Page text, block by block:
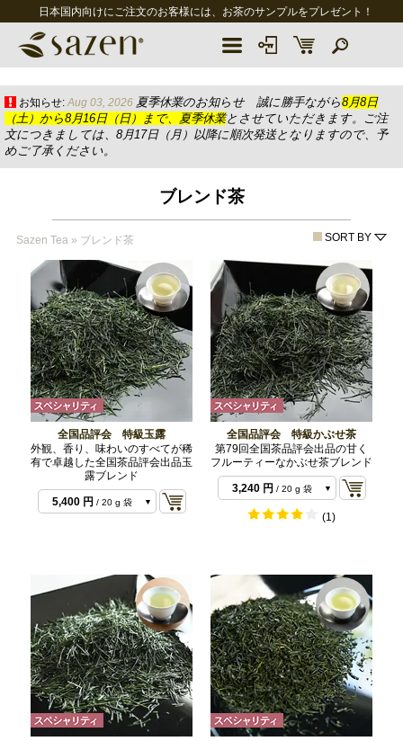
日本国内向けにご注文のお客様には、お茶のサンプルをプレゼント！
お知らせ: Aug 03, 2026 夏季休業のお知らせ 誠に勝手ながら8月8日
（土）から8月16日（日）まで、夏季休業とさせていただきます。ご注
文につきましては、8月17日（月）以降に順次発送となりますので、予
めご了承ください。
ブレンド茶
Sazen Tea » ブレンド茶 SORT BY
全国品評会 特級玉露
外観、香り、味わいのすべてが稀
有で卓越した全国茶品評会出品玉
露ブレンド
5,400 円 / 20 g 袋
全国品評会 特級かぶせ茶
第79回全国茶品評会出品の甘く
フルーティーなかぶせ茶ブレンド
3,240 円 / 20 g 袋
6,804 円/ 50 g セッ
(1)